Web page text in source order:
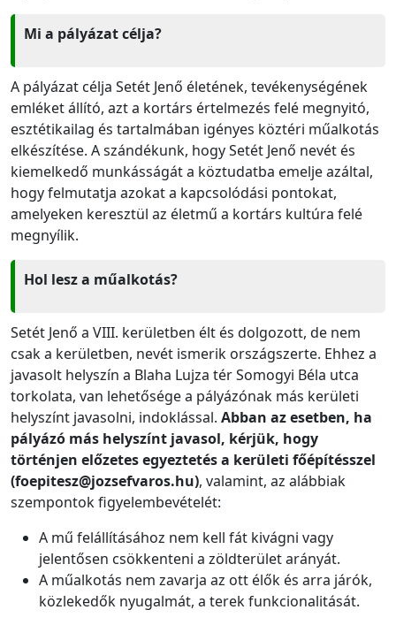
Mi a pályázat célja?
A pályázat célja Setét Jenő életének, tevékenységének
emléket állító, azt a kortárs értelmezés felé megnyitó,
esztétikailag és tartalmában igényes köztéri műalkotás
elkészítése. A szándékunk, hogy Setét Jenő nevét és
kiemelkedő munkásságát a köztudatba emelje azáltal,
hogy felmutatja azokat a kapcsolódási pontokat,
amelyeken keresztül az életmű a kortárs kultúra felé
megnyílik.
Hol lesz a műalkotás?
Setét Jenő a VIII. kerületben élt és dolgozott, de nem
csak a kerületben, nevét ismerik országszerte. Ehhez a
javasolt helyszín a Blaha Lujza tér Somogyi Béla utca
torkolata, van lehetősége a pályázónak más kerületi
helyszínt javasolni, indoklással. Abban az esetben, ha
pályázó más helyszínt javasol, kérjük, hogy
történjen előzetes egyeztetés a kerületi főépítésszel
(foepitesz@jozsefvaros.hu), valamint, az alábbiak
szempontok figyelembevételét:
A mű felállításához nem kell fát kivágni vagy
jelentősen csökkenteni a zöldterület arányát.
A műalkotás nem zavarja az ott élők és arra járók,
közlekedők nyugalmát, a terek funkcionalitását.